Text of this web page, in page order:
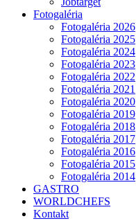
Fotogaléria
Fotogaléria 2026
Fotogaléria 2025
Fotogaléria 2024
Fotogaléria 2023
Fotogaléria 2022
Fotogaléria 2021
Fotogaléria 2020
Fotogaléria 2019
Fotogaléria 2018
Fotogaléria 2017
Fotogaléria 2016
Fotogaléria 2015
Fotogaléria 2014
GASTRO
WORLDCHEFS
Kontakt